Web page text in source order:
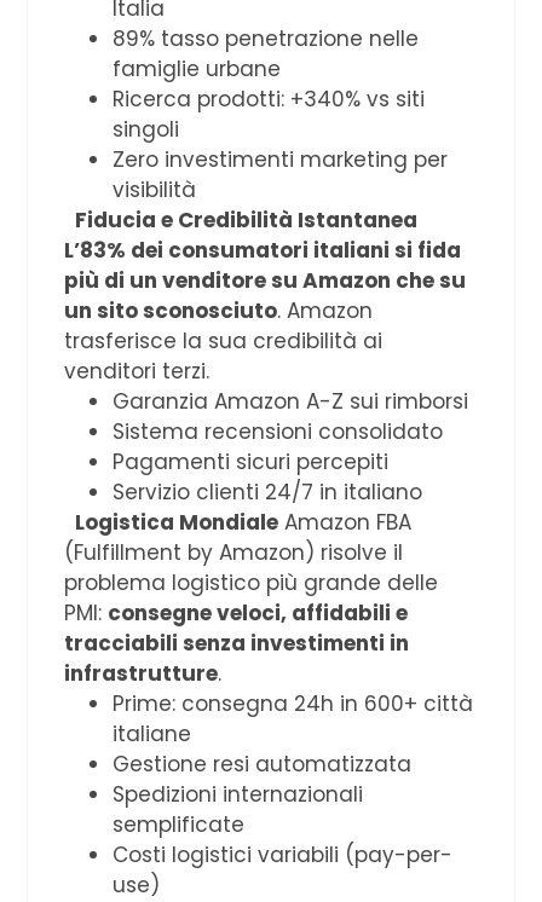
Italia
89% tasso penetrazione nelle
famiglie urbane
Ricerca prodotti: +340% vs siti
singoli
Zero investimenti marketing per
visibilità
Fiducia e Credibilità Istantanea
L’83% dei consumatori italiani si fida
più di un venditore su Amazon che su
un sito sconosciuto. Amazon
trasferisce la sua credibilità ai
venditori terzi.
Garanzia Amazon A-Z sui rimborsi
Sistema recensioni consolidato
Pagamenti sicuri percepiti
Servizio clienti 24/7 in italiano
Logistica Mondiale Amazon FBA
(Fulfillment by Amazon) risolve il
problema logistico più grande delle
PMI: consegne veloci, affidabili e
tracciabili senza investimenti in
infrastrutture.
Prime: consegna 24h in 600+ città
italiane
Gestione resi automatizzata
Spedizioni internazionali
semplificate
Costi logistici variabili (pay-per-
use)